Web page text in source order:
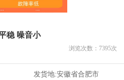
稳 噪音小
浏览次数： 7395次
发货地:安徽省合肥市